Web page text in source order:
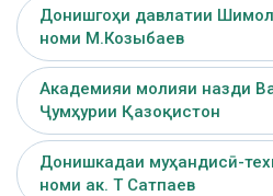
Донишгоҳи давлатии
номи М.Козыбаев
Академияи молияи назди
Ҷумҳурии Қазоқистон
Донишкадаи муҳандисӣ-
номи ак. Т Сатпаев